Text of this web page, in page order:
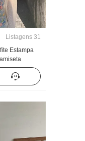
Listagens 31
Estampa
Descontraído
redonda Top